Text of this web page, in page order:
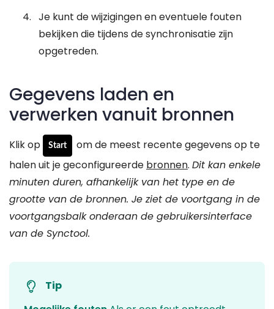
Je kunt de wijzigingen en eventuele fouten
bekijken die tijdens de synchronisatie zijn
opgetreden.
Gegevens laden en
verwerken vanuit bronnen
Klik op Start
om de meest recente gegevens op te
halen uit je geconfigureerde bronnen. Dit kan enkele
minuten duren, afhankelijk van het type en de
grootte van de bronnen. Je ziet de voortgang in de
voortgangsbalk onderaan de gebruikersinterface
van de Synctool.
Tip